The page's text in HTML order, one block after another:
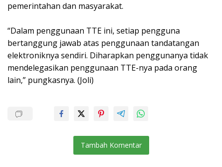
pemerintahan dan masyarakat.
“Dalam penggunaan TTE ini, setiap pengguna
bertanggung jawab atas penggunaan tandatangan
elektroniknya sendiri. Diharapkan penggunanya tidak
mendelegasikan penggunaan TTE-nya pada orang
lain,” pungkasnya. (Joli)
Tambah Komentar